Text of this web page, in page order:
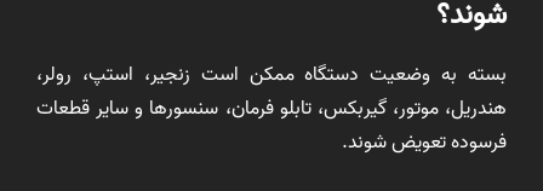
شوند؟
بسته به وضعیت دستگاه ممکن است زنجیر، استپ، رولر،
هندریل، موتور، گیربکس، تابلو فرمان، سنسورها و سایر قطعات
فرسوده تعویض شوند.